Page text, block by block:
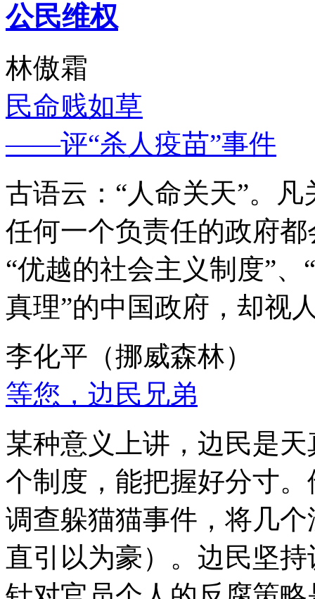
公民维权
林傲霜
民命贱如草
——评“杀人疫苗”事件
古语云：“人命关天”。
任何一个负责任的政府
“优越的社会主义制度”
真理”的中国政府，却视
李化平（挪威森林）
等您，边民兄弟
某种意义上讲，边民是
个制度，能把握好分寸
调查躲猫猫事件，将几
直引以为豪）。边民坚